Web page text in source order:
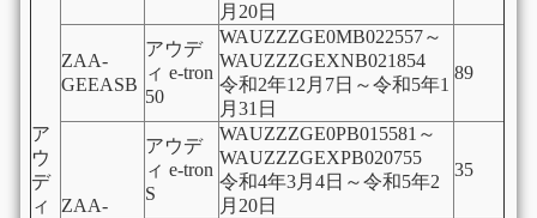
ア
ウ
デ
ィ
月20日
ZAA-
GEEASB
アウデ
ィ e-tron
50
WAUZZZGE0MB022557～
WAUZZZGEXNB021854
令和2年12月7日～令和5年1
月31日
89
ZAA-
アウデ
ィ e-tron
S
WAUZZZGE0PB015581～
WAUZZZGEXPB020755
令和4年3月4日～令和5年2
月20日
35